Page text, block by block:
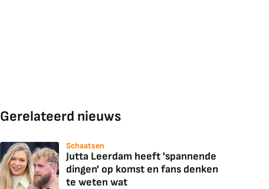
Gerelateerd nieuws
Schaatsen
Jutta Leerdam heeft 'spannende
dingen' op komst en fans denken
te weten wat